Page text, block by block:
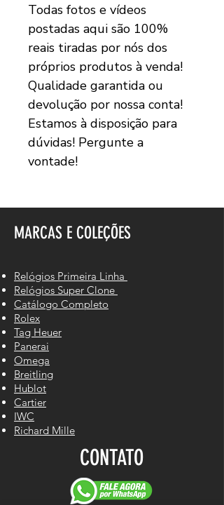
Todas fotos e vídeos
postadas aqui são 100%
reais tiradas por nós dos
próprios produtos à venda!
Qualidade garantida ou
devolução por nossa conta!
Estamos à disposição para
dúvidas! Pergunte a
vontade!
MARCAS E COLEÇÕES
Relógios Primeira Linha
Relógios Super Clone
Catálogo Completo
Rolex
Tag Heuer
Panerai
Omega
Breitling
Hublot
Cartier
IWC
Richard Mille
CONTATO